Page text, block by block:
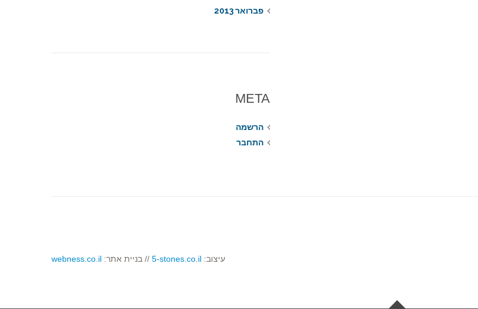
פברואר 2013
META
הרשמה
התחבר
עיצוב: 5-stones.co.il // בניית אתר: webness.co.il